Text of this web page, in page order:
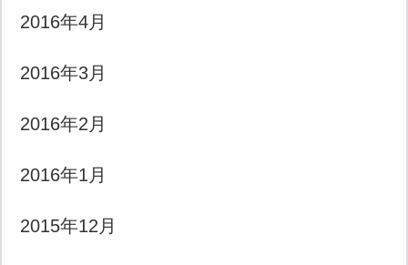
2016年4月
2016年3月
2016年2月
2016年1月
2015年12月